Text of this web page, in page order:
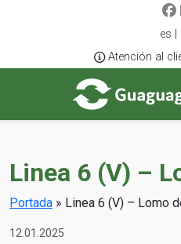
es |
Atención al
Linea 6 (V) –
Portada » Linea 6 (V) – Lomo
12.01.2025